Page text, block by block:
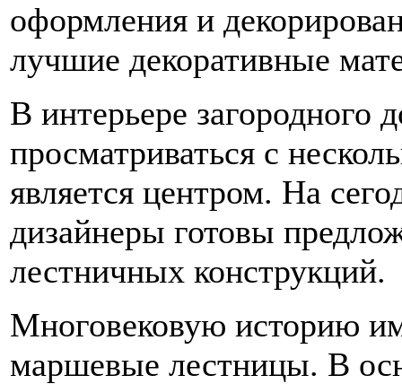
оформления и
лучшие декоративные
В интерьере загородного
просматриваться с
является центром. На
дизайнеры готовы
лестничных конструкций.
Многовековую историю
маршевые лестницы. В